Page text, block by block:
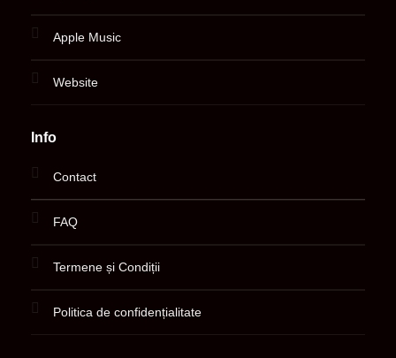
Apple Music
Website
Info
Contact
FAQ
Termene și Condiții
Politica de confidențialitate